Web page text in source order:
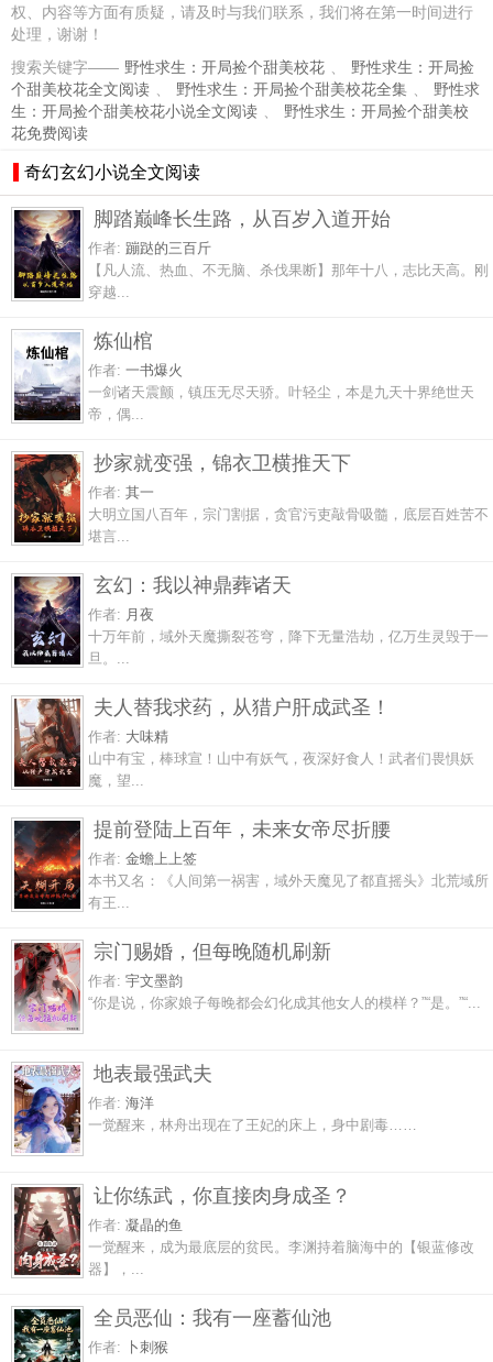
权、内容等方面有质疑，请及时与我们联系，我们将在第一时间进行
处理，谢谢！
搜索关键字—— 野性求生：开局捡个甜美校花 、
野性求生：开局捡
个甜美校花全文阅读 、 野性求生：开局捡个甜美校花全集 、
野性求
生：开局捡个甜美校花小说全文阅读 、
野性求生：开局捡个甜美校
花免费阅读
奇幻玄幻小说全文阅读
脚踏巅峰长生路，从百岁入道开始
作者: 蹦跶的三百斤
【凡人流、热血、不无脑、杀伐果断】那年十八，志比天高。刚
穿越...
炼仙棺
作者: 一书爆火
一剑诸天震颤，镇压无尽天骄。叶轻尘，本是九天十界绝世天
帝，偶...
抄家就变强，锦衣卫横推天下
作者: 其一
大明立国八百年，宗门割据，贪官污吏敲骨吸髓，底层百姓苦不
堪言...
玄幻：我以神鼎葬诸天
作者: 月夜
十万年前，域外天魔撕裂苍穹，降下无量浩劫，亿万生灵毁于一
旦。...
夫人替我求药，从猎户肝成武圣！
作者: 大味精
山中有宝，棒球宣！山中有妖气，夜深好食人！武者们畏惧妖
魔，望...
提前登陆上百年，未来女帝尽折腰
作者: 金蟾上上签
本书又名：《人间第一祸害，域外天魔见了都直摇头》北荒域所
有王...
宗门赐婚，但每晚随机刷新
作者: 宇文墨韵
“你是说，你家娘子每晚都会幻化成其他女人的模样？”“是。”“...
地表最强武夫
作者: 海洋
一觉醒来，林舟出现在了王妃的床上，身中剧毒……
让你练武，你直接肉身成圣？
作者: 凝晶的鱼
一觉醒来，成为最底层的贫民。李渊持着脑海中的【银蓝修改
器】，...
全员恶仙：我有一座蓄仙池
作者:
卜刺猴